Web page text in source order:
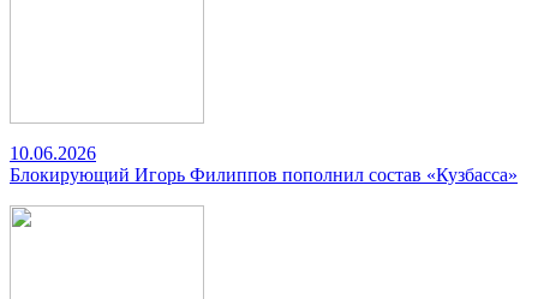
10.06.2026
Блокирующий Игорь Филиппов пополнил состав «Кузбасса»